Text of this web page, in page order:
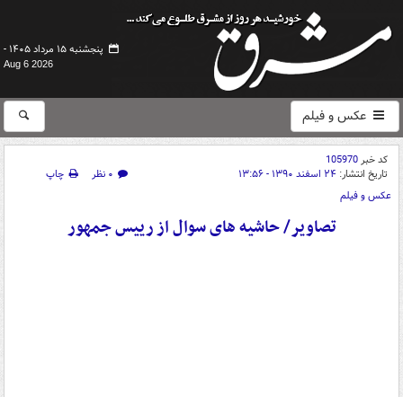
پنجشنبه ۱۵ مرداد ۱۴۰۵ -
Aug 6 2026
عکس و فیلم
کد خبر105970
تاریخ انتشار: ۲۴ اسفند ۱۳۹۰ - ۱۳:۵۶ ۰ نظر
چاپ
عکس و فیلم
تصاویر/ حاشیه های سوال از رییس جمهور